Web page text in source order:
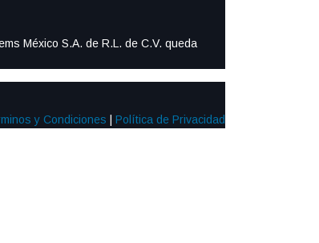
México S.A. de R.L. de C.V. queda
y Condiciones Política de Privacidad